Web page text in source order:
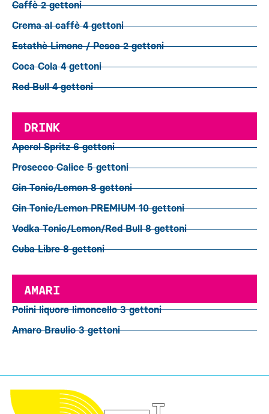
Caffè 2 gettoni
Crema al caffè 4 gettoni
Estathè Limone / Pesca 2 gettoni
Coca Cola 4 gettoni
Red Bull 4 gettoni
DRINK
Aperol Spritz 6 gettoni
Prosecco Calice 5 gettoni
Gin Tonic/Lemon 8 gettoni
Gin Tonic/Lemon PREMIUM 10 gettoni
Vodka Tonic/Lemon/Red Bull 8 gettoni
Cuba Libre 8 gettoni
AMARI
Polini liquore limoncello 3 gettoni
Amaro Braulio 3 gettoni